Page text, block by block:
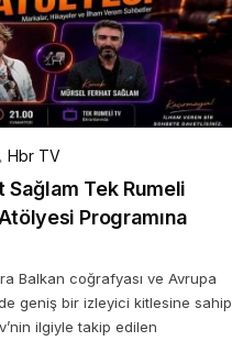
Hbr TV
Sağlam Tek Rumeli
Programına
Balkan coğrafyası ve Avrupa
geniş bir izleyici kitlesine sahip
ilgiyle takip edilen